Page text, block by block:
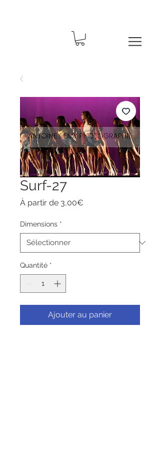
Surf-27
À partir de 3,00€
Dimensions *
Quantité *
Ajouter au panier